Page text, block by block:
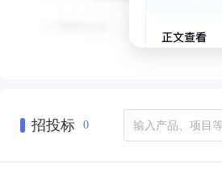
招投标 0